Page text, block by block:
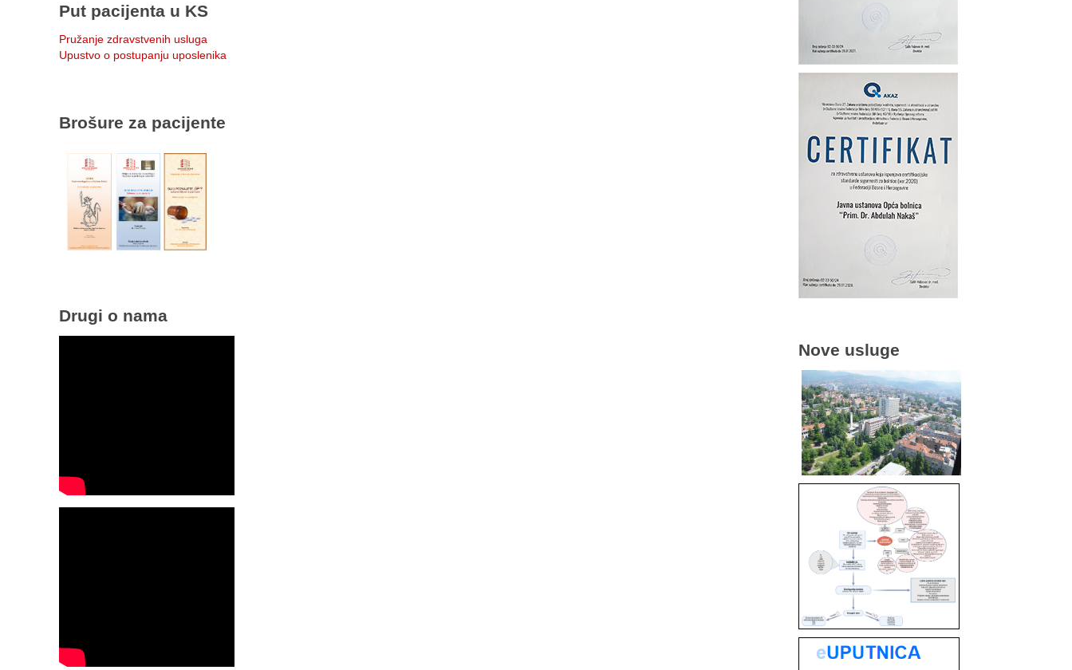
Put pacijenta u KS
Pružanje zdravstvenih usluga
Upustvo o postupanju uposlenika
Brošure za pacijente
Drugi o nama
Nove usluge